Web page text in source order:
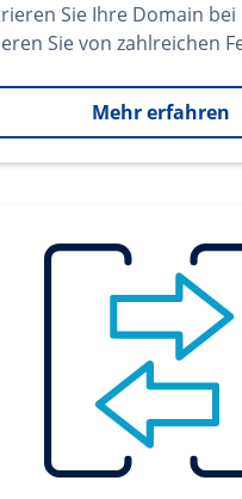
Sie Ihre Domain bei
Sie von zahlreichen
Mehr erfahren